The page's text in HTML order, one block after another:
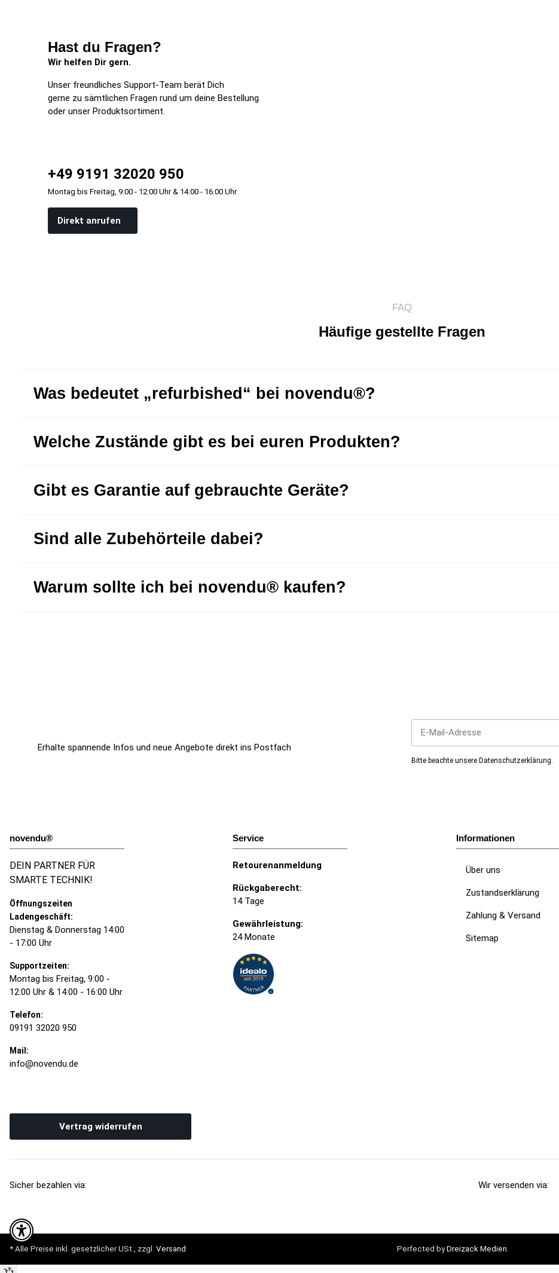
Hast du Fragen?
Wir helfen Dir gern.
Unser freundliches Support-Team berät Dich
gerne zu sämtlichen Fragen rund um deine Bestellung
oder unser Produktsortiment.
+49 9191 32020 950
Montag bis Freitag, 9:00 - 12:00 Uhr & 14:00 - 16:00 Uhr
Direkt anrufen
FAQ
Häufige gestellte Fragen
Was bedeutet „refurbished“ bei novendu®?
Welche Zustände gibt es bei euren Produkten?
Gibt es Garantie auf gebrauchte Geräte?
Sind alle Zubehörteile dabei?
Warum sollte ich bei novendu® kaufen?
Erhalte spannende Infos und neue Angebote direkt ins Postfach
Jetzt unseren Newsletter abonnieren
Bitte beachte unsere Datenschutzerklärung
novendu®
DEIN PARTNER FÜR
SMARTE TECHNIK!
Öffnungszeiten
Ladengeschäft:
Dienstag & Donnerstag 14:00
- 17:00 Uhr
Supportzeiten:
Montag bis Freitag, 9:00 -
12:00 Uhr & 14:00 - 16:00 Uhr
Telefon:
09191 32020 950
Mail:
info@novendu.de
Service
Retourenanmeldung
Rückgaberecht:
14 Tage
Gewährleistung:
24 Monate
Informationen
Über uns
Zustandserklärung
Zahlung & Versand
Sitemap
Vertrag widerrufen
Sicher bezahlen via: Wir versenden via:
* Alle Preise inkl. gesetzlicher USt., zzgl. Versand Perfected byDreizack Medien